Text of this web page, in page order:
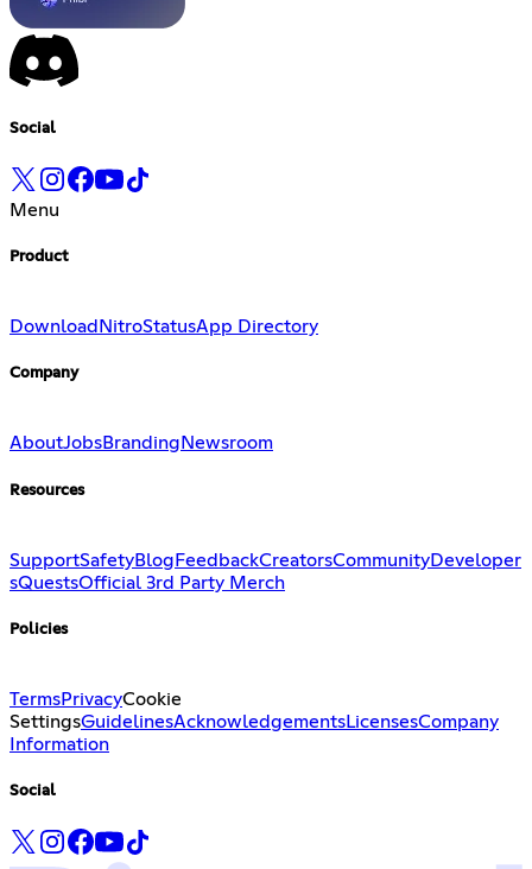
Social
Menu
Product
Download NitroStatusApp Directory
Company
AboutJobsBranding Newsroom
Resources
SupportSafetyBlog FeedbackCreatorsCommunityDeveloper
sQuestsOfficial 3rd Party Merch
Policies
TermsPrivacyCookie
SettingsGuidelinesAcknowledgementsLicensesCompany
Information
Social